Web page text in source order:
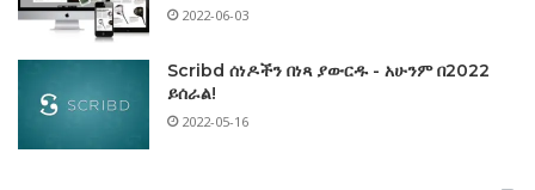
2022-06-03
Scribd ሰነዶችን በነጻ ያውርዱ - አሁንም በ2022
ይሰራል!
2022-05-16